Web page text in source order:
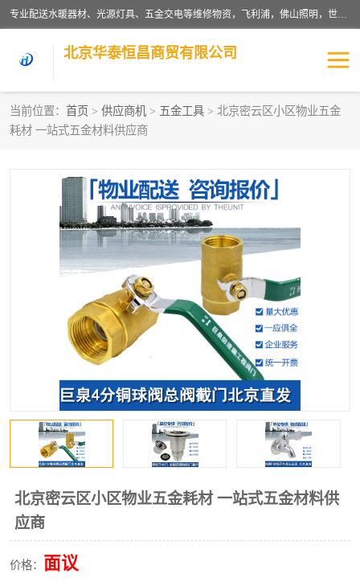
专业配送水暖器材、光源灯具、五金交电等维修物资，飞利浦，佛山照明，世达，博世，九牧，特陶等各产品涉及国内外知名品牌。公司专注与物业、学校、酒店、工厂等单位合作，提供一站式配送服务，降低客户综合成本。依托电子商务改变传统模式，以专业的团队为客户提供24H物资配送到达，货到月结、统一开票，便捷退换等服务，提高了企业的运营效率。
北京华泰恒昌商贸有限公司
当前位置： 首页 > 供应商机 > 五金工具 > 北京密云区小区物业五金
耗材 一站式五金材料供应商
北京密云区小区物业五金耗材 一站式五金材料供
应商
价格： 面议
水暖阀门
五金工具 涂料辅材